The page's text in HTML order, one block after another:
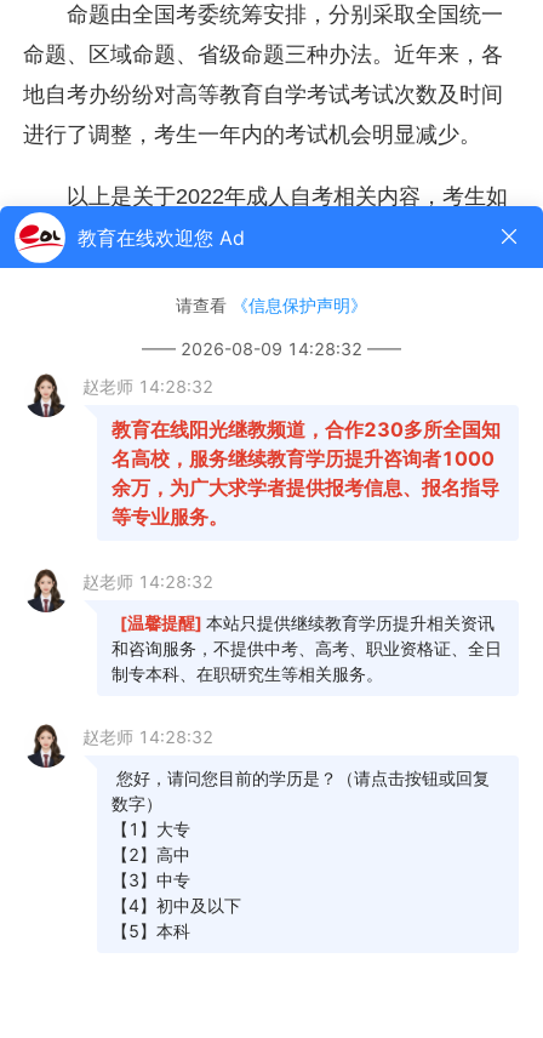
命题由全国考委统筹安排，分别采取全国统一
命题、区域命题、省级命题三种办法。近年来，各
地自考办纷纷对高等教育自学考试考试次数及时间
进行了调整，考生一年内的考试机会明显减少。
以上是关于2022年成人自考相关内容，考生如
果想获取更多关于自考的相关资讯，如成人自考报
名时间、考试时间、报考条件、备考知识、相关新
闻等，敬请关注教育在线成人自学考试频道。
1
意向表
学习中心
老师电话
沟通
查看评估
报告
18~23周岁 24~32周岁
2、当前学历
高中及以下 中专
3、提升学历目标